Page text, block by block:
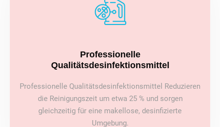
Professionelle
Qualitätsdesinfektionsmittel
Professionelle Qualitätsdesinfektionsmittel Reduzieren
die Reinigungszeit um etwa 25 % und sorgen
gleichzeitig für eine makellose, desinfizierte
Umgebung.